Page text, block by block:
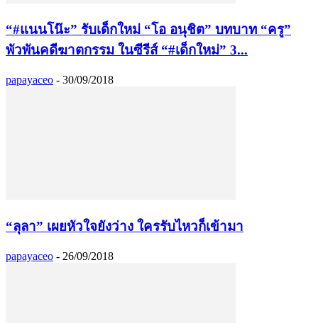
“#แนนโน๊ะ” รับเด็กใหม่ “โอ อนุชิต” บทบาท “ครู”
พัวพันคดีฆาตกรรม ในซีรีส์ “#เด็กใหม่” 3...
papayaceo - 30/09/2018
“ลุลา” เผยหัวใจยังว่าง ใครรับไหวก็เข้ามา
papayaceo - 26/09/2018